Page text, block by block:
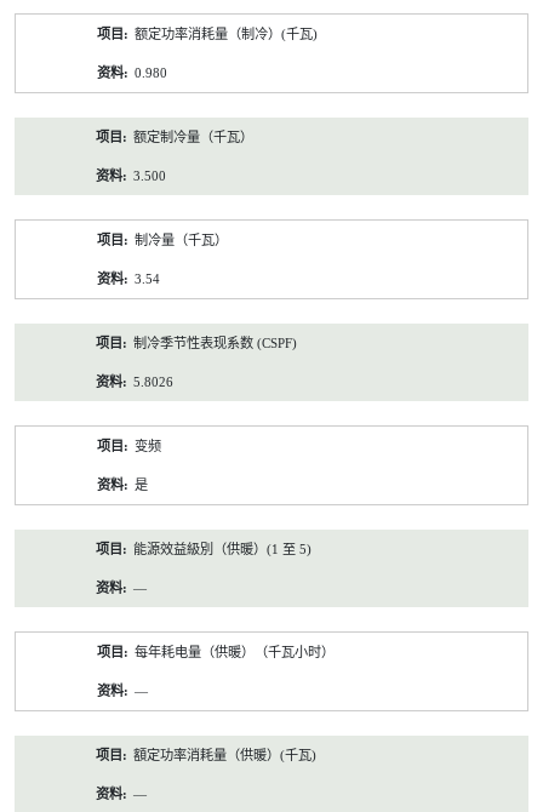
额定功率消耗量（制冷）(千瓦)
0.980
额定制冷量（千瓦）
3.500
制冷量（千瓦）
3.54
制冷季节性表现系数 (CSPF)
5.8026
变频
是
能源效益級別（供暖）(1 至 5)
—
每年耗电量（供暖）（千瓦小时）
—
額定功率消耗量（供暖）(千瓦)
—